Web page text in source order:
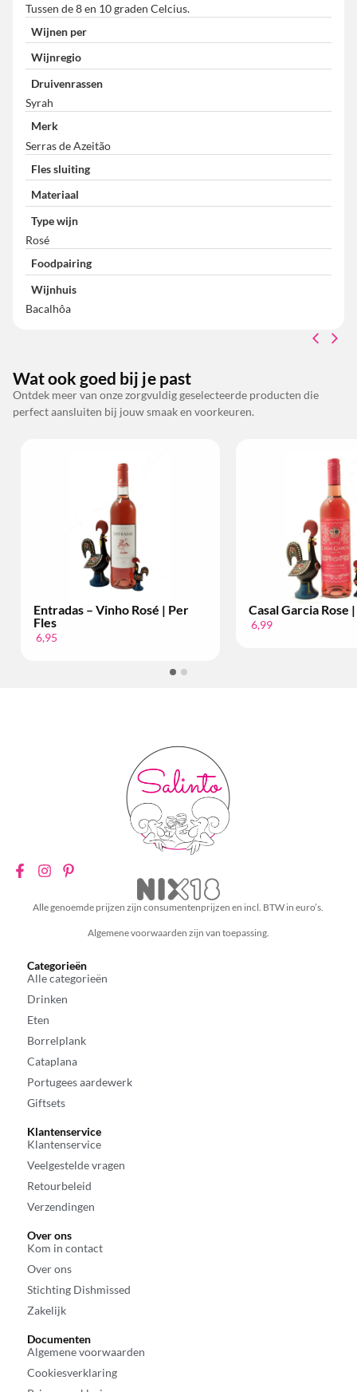
Tussen de 8 en 10 graden Celcius.
Wijnen per
Wijnregio
Druivenrassen
Syrah
Merk
Serras de Azeitão
Fles sluiting
Materiaal
Type wijn
Rosé
Foodpairing
Wijnhuis
Bacalhôa
Wat ook goed bij je past
Ontdek meer van onze zorgvuldig geselecteerde producten die
perfect aansluiten bij jouw smaak en voorkeuren.
Entradas – Vinho Rosé | Per
Fles
6,95
Casal Garcia Rose
6,99
Alle genoemde prijzen zijn consumentenprijzen en incl. BTW in euro’s.
Algemene voorwaarden zijn van toepassing.
Categorieën
Alle categorieën
Drinken
Eten
Borrelplank
Cataplana
Portugees aardewerk
Giftsets
Klantenservice
Klantenservice
Veelgestelde vragen
Retourbeleid
Verzendingen
Over ons
Kom in contact
Over ons
Stichting Dishmissed
Zakelijk
Documenten
Algemene voorwaarden
Cookiesverklaring